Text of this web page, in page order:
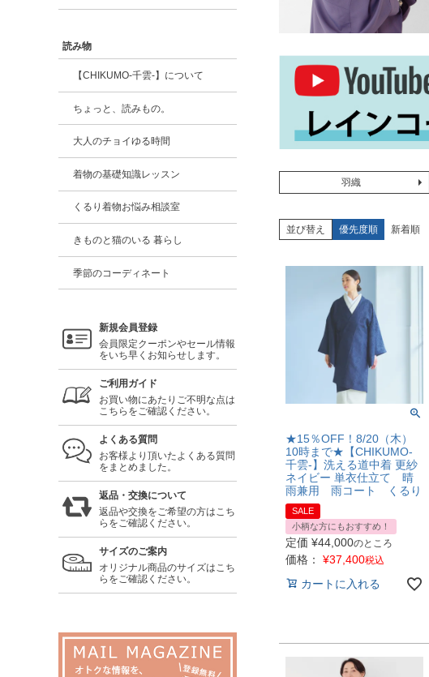
読み物
【CHIKUMO-千雲-】について
ちょっと、読みもの。
大人のチョイゆる時間
着物の基礎知識レッスン
くるり着物お悩み相談室
きものと猫のいる 暮らし
季節のコーディネート
新規会員登録
会員限定クーポンやセール情報
をいち早くお知らせします。
ご利用ガイド
お買い物にあたりご不明な点は
こちらをご確認ください。
よくある質問
お客様より頂いたよくある質問
をまとめました。
返品・交換について
返品や交換をご希望の方はこち
らをご確認ください。
サイズのご案内
オリジナル商品のサイズはこち
らをご確認ください。
羽織
並び替え 優先度順 新着順
★15％OFF！8/20（木）
10時まで★【CHIKUMO-
千雲-】洗える道中着 更紗
ネイビー 単衣仕立て 晴
雨兼用 雨コート くるり
SALE
小柄な方にもおすすめ！
定価 ¥44,000のところ
価格： ¥37,400税込
カートに入れる